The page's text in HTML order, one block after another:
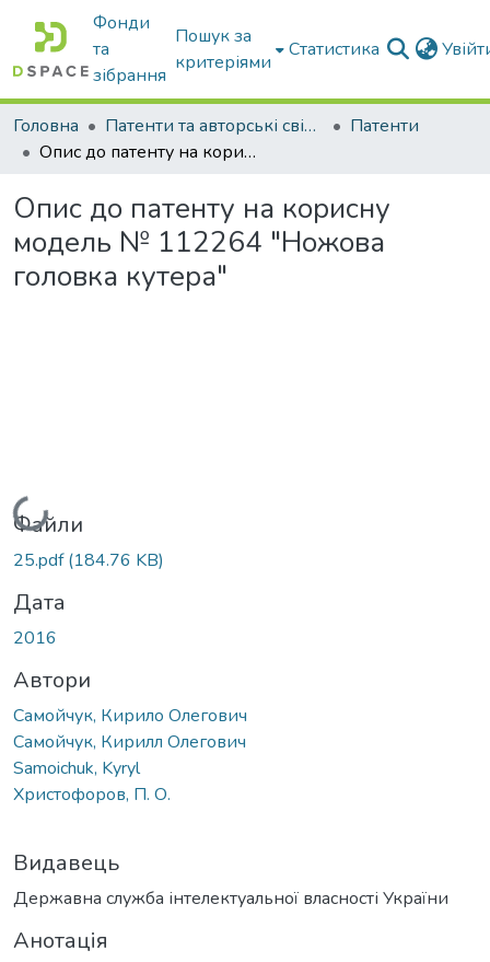
Фонди
та
зібрання
Пошук за
критеріями
Статистика
Головна Патенти та авторські свідоцтва
Патенти
Опис до патенту на корисну модель № 112264 "Ножова головка кутера"
Опис до патенту на корисну
модель № 112264 "Ножова
головка кутера"
Вантажиться...
Файли
25.pdf(184.76 KB)
Дата
2016
Автори
Самойчук, Кирило Олегович
Самойчук, Кирилл Олегович
Samoichuk, Kyryl
Христофоров, П. О.
Видавець
Державна служба інтелектуальної власності України
Анотація